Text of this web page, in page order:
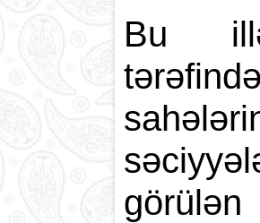
Bu